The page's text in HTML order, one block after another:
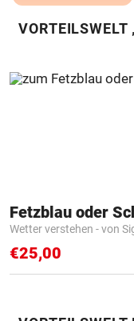
VORTEILSWELT
Fetzblau oder
Wetter verstehen - von
€25,00